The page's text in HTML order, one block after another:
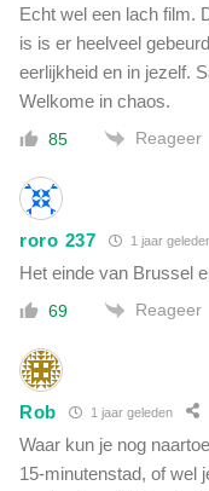
Echt wel een lach film.
is is er heelveel
eerlijkheid en in jezelf.
Welkome in chaos.
85 Reageer
roro 237 1 jaar
Het einde van Brussel
69 Reageer
Rob 1 jaar geleden
Waar kun je nog
15-minutenstad, of wel